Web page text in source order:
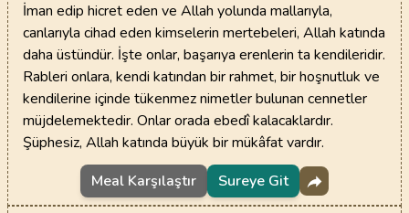
İman edip hicret eden ve Allah yolunda mallarıyla,
canlarıyla cihad eden kimselerin mertebeleri, Allah katında
daha üstündür. İşte onlar, başarıya erenlerin ta kendileridir.
Rableri onlara, kendi katından bir rahmet, bir hoşnutluk ve
kendilerine içinde tükenmez nimetler bulunan cennetler
müjdelemektedir. Onlar orada ebedî kalacaklardır.
Şüphesiz, Allah katında büyük bir mükâfat vardır.
Meal Karşılaştır
Sureye Git